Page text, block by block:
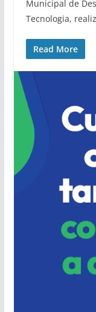
Municipal de
Tecnologia,
Read More